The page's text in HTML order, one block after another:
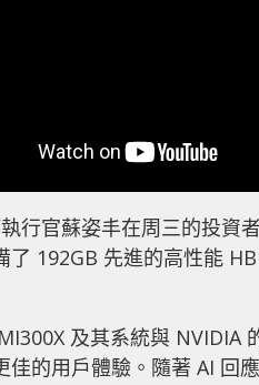
行官蘇姿丰在周三的投資
了 192GB 先進的高性能
及其系統與 NVIDIA
佳的用戶體驗。隨著 AI 回